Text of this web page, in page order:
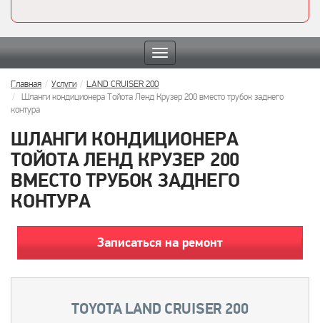
Toggle
navigation
Главная Услуги
LAND CRUISER 200
Шланги кондиционера Тойота Ленд Крузер 200 вместо трубок заднего
контура
ШЛАНГИ КОНДИЦИОНЕРА
ТОЙОТА ЛЕНД КРУЗЕР 200
ВМЕСТО ТРУБОК ЗАДНЕГО
КОНТУРА
Записаться на ремонт
TOYOTA LAND CRUISER 200